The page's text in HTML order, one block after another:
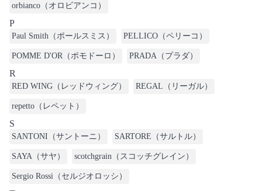
orbianco（オロビアンコ）
P
Paul Smith（ポールスミス） PELLICO（ペリーコ）
POMME D'OR（ポモドーロ） PRADA（プラダ）
R
RED WING（レッドウィング） REGAL（リーガル）
repetto（レペット）
S
SANTONI（サントーニ） SARTORE（サルトル）
SAYA（サヤ） scotchgrain（スコッチグレイン）
Sergio Rossi（セルジオロッシ）